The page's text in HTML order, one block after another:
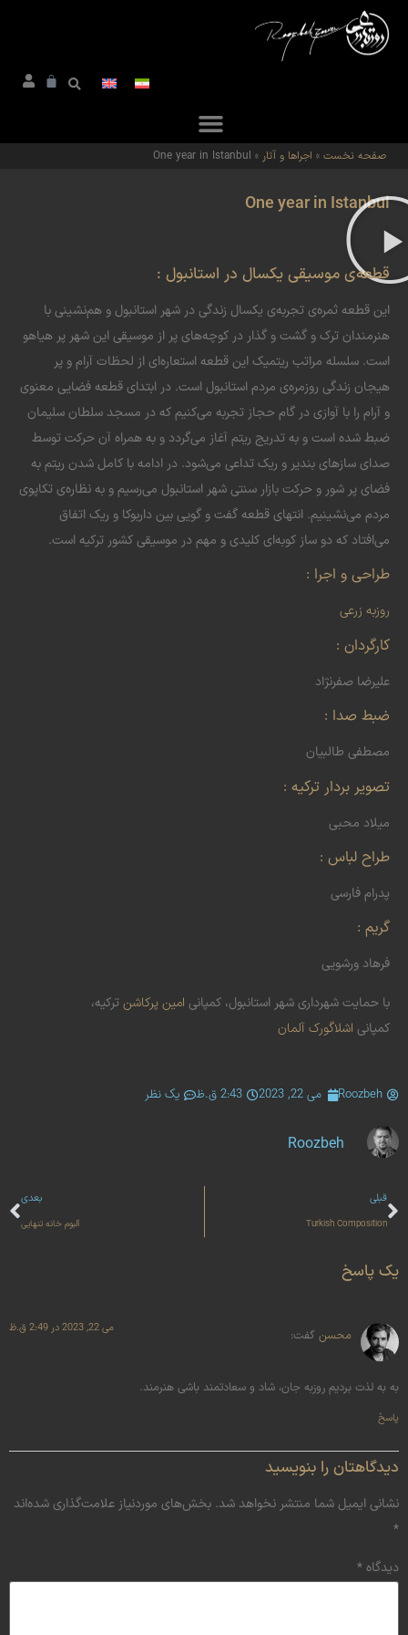
صفحه نخست » اجراها و آثار »
One year in Istanbul
One year in Istanbul
قطعه‌ی موسیقی یکسال در استانبول :
این قطعه ثمره‌ی تجربه‌ی یکسال زندگی در شهر استانبول و هم‌نشینی با
هنرمندان ترک و گشت و گذار در کوچه‌های پر از موسیقی این شهر پر هیاهو
است. سلسله مراتب ریتمیک این قطعه استعاره‌ای از لحظات آرام و پر
هیجان زندگی روزمره‌ی مردم استانبول است. در ابتدای قطعه فضایی معنوی
و آرام را با آوازی در گام حجاز تجربه می‌کنیم که در مسجد سلطان سلیمان
ضبط شده است و به تدریج ریتم آغاز می‌گردد و به همراه آن حرکت توسط
صدای سازهای بندیر و ریک تداعی می‌شود. در ادامه با کامل شدن ریتم به
فضای پر شور و حرکت بازار سنتی شهر استانبول می‌رسیم و به نظاره‌ی تکاپوی
مردم می‌نشینیم. انتهای قطعه گفت و گویی بین داربوکا و ریک اتفاق
می‌افتاد که دو ساز کوبه‌ای کلیدی و مهم در موسیقی کشور ترکیه است.
طراحی و اجرا :
روزبه زرعی
کارگردان :
علیرضا صفرنژاد
ضبط صدا :
مصطفی طالبیان
تصویر بردار ترکیه :
میلاد محبی
طراح لباس :
پدرام فارسی
گریم :
فرهاد ورشویی
با حمایت شهرداری شهر استانبول، کمپانی امین پرکاشن ترکیه،
کمپانی اشلاگورک آلمان
Roozbeh می 22, 2023 2:43 ق.ظ یک نظر
Roozbeh
قبلی
Turkish Composition
بعدی
آلبوم خانه تنهایی
یک پاسخ
محسن گفت: می 22, 2023 در 2:49 ق.ظ
به به لذت بردیم روزبه جان، شاد و سعادتمند باشی هنرمند.
پاسخ
دیدگاهتان را بنویسید
نشانی ایمیل شما منتشر نخواهد شد. بخش‌های موردنیاز علامت‌گذاری شده‌اند
*
دیدگاه*